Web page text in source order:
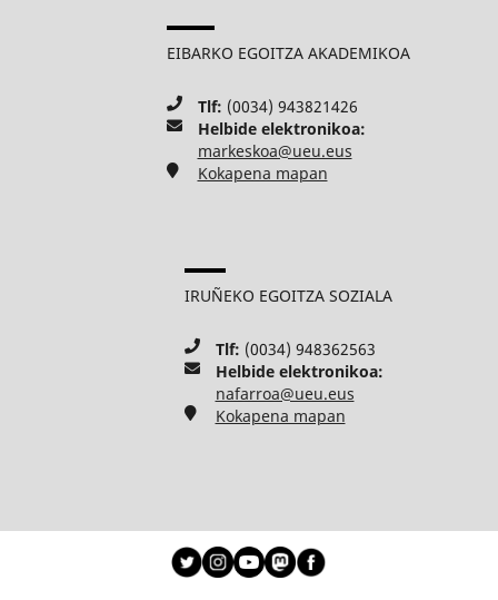
EIBARKO EGOITZA AKADEMIKOA
Tlf: (0034) 943821426
Helbide elektronikoa:
markeskoa@ueu.eus
Kokapena mapan
IRUÑEKO EGOITZA SOZIALA
Tlf: (0034) 948362563
Helbide elektronikoa:
nafarroa@ueu.eus
Kokapena mapan